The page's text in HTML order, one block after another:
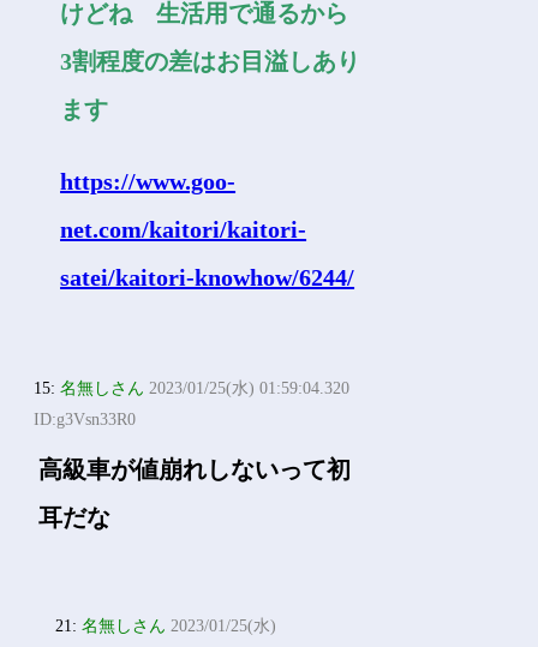
けどね 生活用で通るから
3割程度の差はお目溢しあり
ます
https://www.goo-
net.com/kaitori/kaitori-
satei/kaitori-knowhow/6244/
15:名無しさん 2023/01/25(水) 01:59:04.320
ID:g3Vsn33R0
高級車が値崩れしないって初
耳だな
21:名無しさん 2023/01/25(水)